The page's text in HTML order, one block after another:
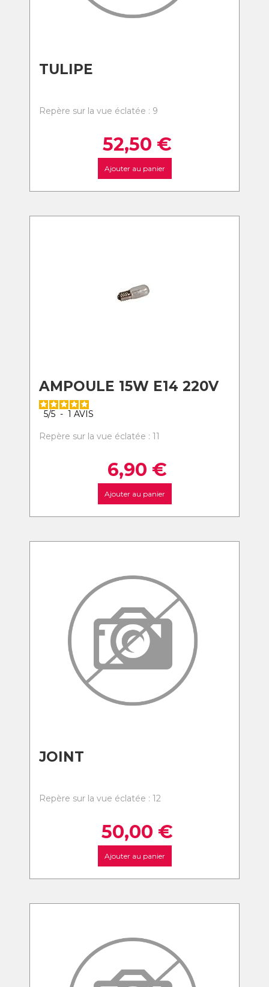
TULIPE
Repère sur la vue éclatée : 9
52,50 €
Ajouter au panier
AMPOULE 15W E14 220V
5/5 - 1 AVIS
Repère sur la vue éclatée : 11
6,90 €
Ajouter au panier
JOINT
Repère sur la vue éclatée : 12
50,00 €
Ajouter au panier